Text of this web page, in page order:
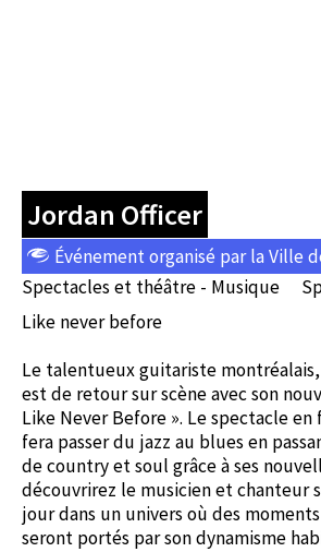
Jordan Officer
Événement organisé par la Ville
Spectacles et théâtre - Musique
Like never before
Le talentueux guitariste
est de retour sur scène avec son
Like Never Before ». Le spectacle
fera passer du jazz au blues en
de country et soul grâce à ses
découvrirez le musicien et chanteur
jour dans un univers où des
seront portés par son dynamisme